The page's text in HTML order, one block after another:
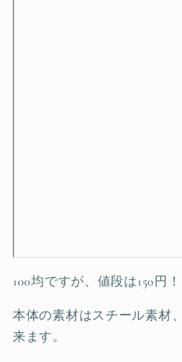
100均ですが、値段は150円！
本体の素材はスチール素材
来ます。